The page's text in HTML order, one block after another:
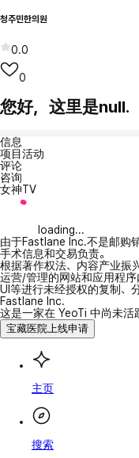
청주민한의원
0.0
0
您好，这里是null.
信息
项目活动
评论
咨询
女神TV
loading...
由于Fastlane Inc.不是邮购
手术信息和交易负责。
根据著作权法、内容产业振
运营/管理的网站和应用程序
UI等进行未经授权的复制、
Fastlane Inc.
这是一家在 YeoTi 中尚未活
宝藏医院上线申请
主页
搜索